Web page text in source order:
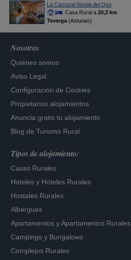
La Carrozal Senda del Oso
Casa Rural a 20,3 km
Teverga(Asturias)
Nosotros
Quiénes somos
Aviso Legal
Configuración de Cookies
Propietarios alojamientos
Anuncia gratis tu alojamiento
Blog de Turismo Rural
Tipos de alojamiento:
Casas Rurales
Hoteles y Hoteles Rurales
Hostales Rurales
Albergues
Apartamentos yApartamentos Rurales
Campings y Bungalows
Complejos Rurales